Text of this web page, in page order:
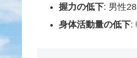
握力の低下: 男性
身体活動量の低下: